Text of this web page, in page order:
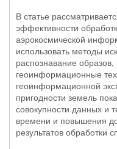
В статье
эффективности
аэрокосмической
использовать методы
распознавание
геоинформационные
геоинформационной
пригодности земель
совокупности данных и
времени и повышения
результатов обработки